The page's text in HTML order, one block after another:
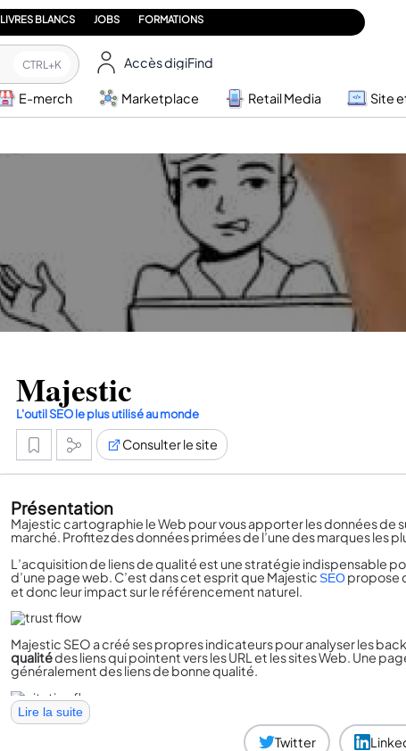
LIVRES BLANCS JOBS FORMATIONS
CTRL+K Accès digiFind
E-merch Marketplace Retail Media Site
Majestic
L'outil SEO le plus utilisé au monde
Consulter le site
Présentation
Majestic cartographie le Web pour vous apporter les données de
marché. Profitez des données primées de l’une des marques les
L’acquisition de liens de qualité est une stratégie indispensable
d’une page web. C’est dans cet esprit que MajesticSEOpropose
et donc leur impact sur le référencement naturel.
Majestic SEO a créé ses propres indicateurs pour analyser les
qualitédes liens qui pointent vers les URL et les sites Web. Une
généralement des liens de bonne qualité.
Quant au Citation Flow, c’ est une valeur qui reflète laquantitéde
soucie pas si un lien est de bonne ou de mauvaise qualité.
Lire la suite
Twitter